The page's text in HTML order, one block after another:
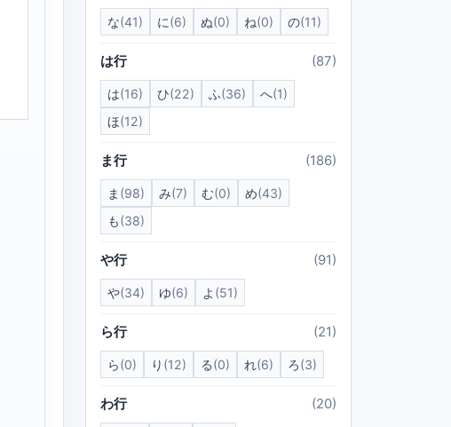
な(41) に(6) ぬ(0) ね(0) の(11)
は行 (87)
は(16) ひ(22) ふ(36) へ(1)
ほ(12)
ま行 (186)
ま (98) み(7) む(0) め(43)
も(38)
や行 (91)
や(34) ゆ(6) よ (51)
ら行 (21)
ら(0) り (12) る(0) れ(6) ろ(3)
わ行 (20)